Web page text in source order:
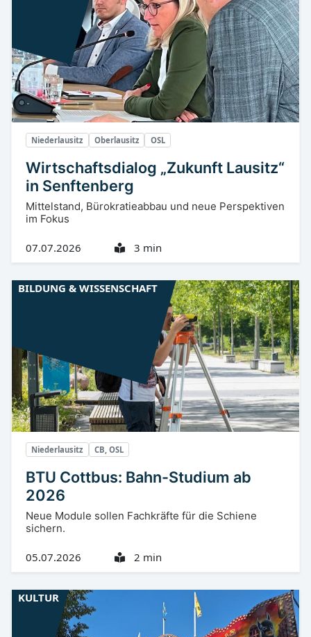
Niederlausitz Oberlausitz OSL
Wirtschaftsdialog „Zukunft Lausitz“
in Senftenberg
Mittelstand, Bürokratieabbau und neue Perspektiven
im Fokus
07.07.2026 3 min
Niederlausitz CB, OSL
BTU Cottbus: Bahn-Studium ab
2026
Neue Module sollen Fachkräfte für die Schiene
sichern.
05.07.2026 2 min
BILDUNG & WISSENSCHAFT
KULTUR